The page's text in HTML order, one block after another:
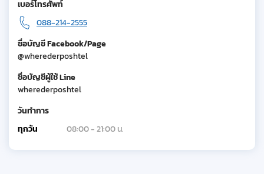
เบอร์โทรศัพท์
088-214-2555
ชื่อบัญชี Facebook/Page
@wherederposhtel
ชื่อบัญชีผู้ใช้ Line
wherederposhtel
วันทำการ
ทุกวัน
08:00 - 21:00 น.